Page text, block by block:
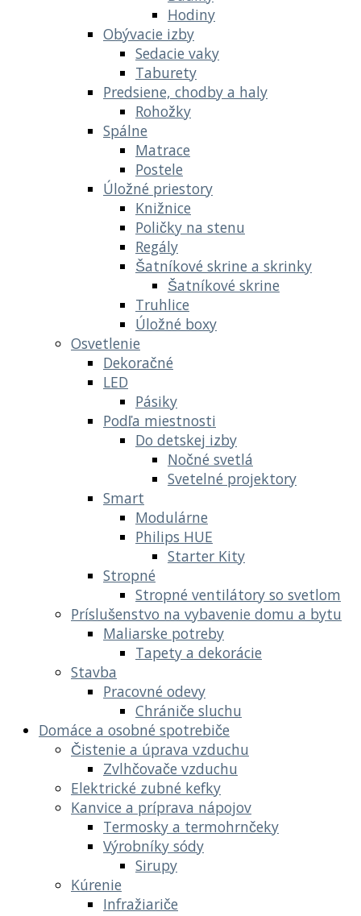
Hodiny
Obývacie izby
Sedacie vaky
Taburety
Predsiene, chodby a haly
Rohožky
Spálne
Matrace
Postele
Úložné priestory
Knižnice
Poličky na stenu
Regály
Šatníkové skrine a skrinky
Šatníkové skrine
Truhlice
Úložné boxy
Osvetlenie
Dekoračné
LED
Pásiky
Podľa miestnosti
Do detskej izby
Nočné svetlá
Svetelné projektory
Smart
Modulárne
Philips HUE
Starter Kity
Stropné
Stropné ventilátory so svetlom
Príslušenstvo na vybavenie domu a bytu
Maliarske potreby
Tapety a dekorácie
Stavba
Pracovné odevy
Chrániče sluchu
Domáce a osobné spotrebiče
Čistenie a úprava vzduchu
Zvlhčovače vzduchu
Elektrické zubné kefky
Kanvice a príprava nápojov
Termosky a termohrnčeky
Výrobníky sódy
Sirupy
Kúrenie
Infražiariče